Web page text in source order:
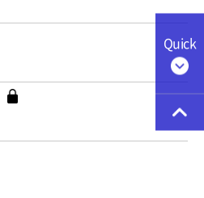
Quick